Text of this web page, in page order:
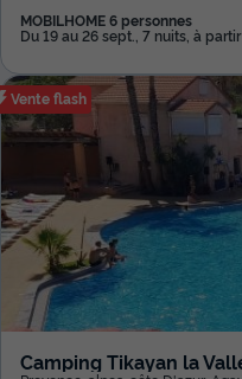
MOBILHOME 6 personnes
Du 19 au 26 sept., 7 nuits, à
Vente flash
Camping Tikayan la